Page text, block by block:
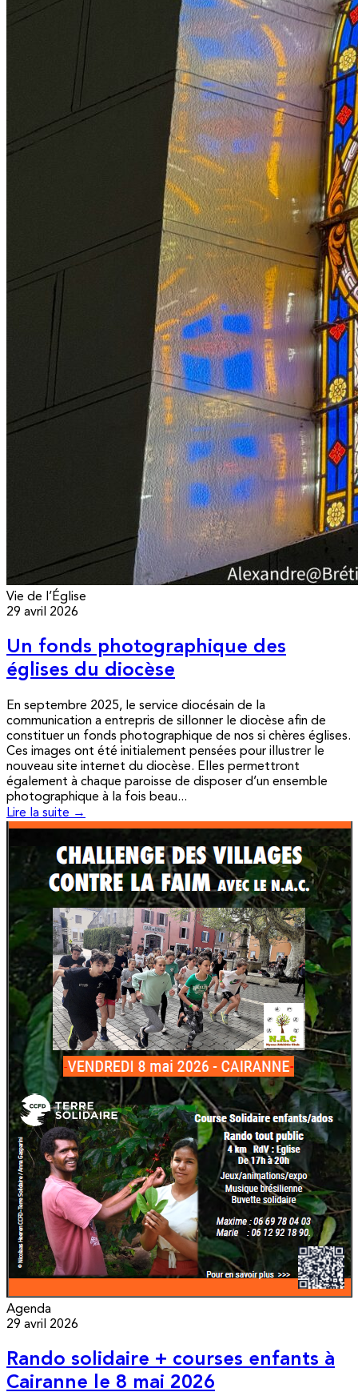
Vie de l’Église
29 avril 2026
Un fonds photographique des
églises du diocèse
En septembre 2025, le service diocésain de la
communication a entrepris de sillonner le diocèse afin de
constituer un fonds photographique de nos si chères églises.
Ces images ont été initialement pensées pour illustrer le
nouveau site internet du diocèse. Elles permettront
également à chaque paroisse de disposer d’un ensemble
photographique à la fois beau...
Lire la suite →
Agenda
29 avril 2026
Rando solidaire + courses enfants à
Cairanne le 8 mai 2026